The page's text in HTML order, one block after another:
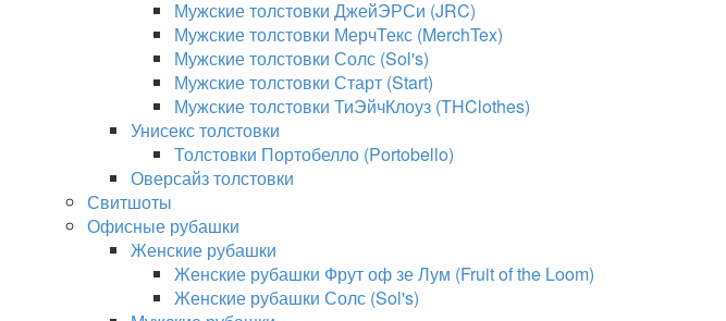
Мужские толстовки ДжейЭРСи (JRC)
Мужские толстовки МерчТекс (MerchTex)
Мужские толстовки Солс (Sol's)
Мужские толстовки Старт (Start)
Мужские толстовки ТиЭйчКлоуз (THClothes)
Унисекс толстовки
Толстовки Портобелло (Portobello)
Оверсайз толстовки
Свитшоты
Офисные рубашки
Женские рубашки
Женские рубашки Фрут оф зе Лум (Fruit of the Loom)
Женские рубашки Солс (Sol's)